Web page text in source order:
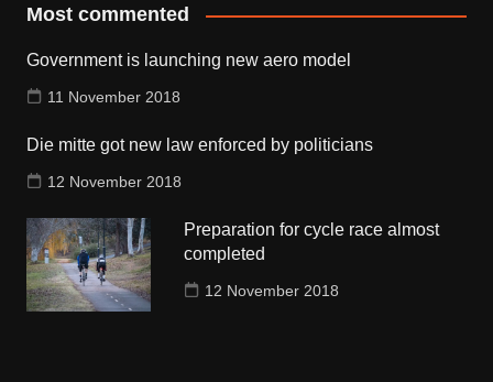
Most commented
Government is launching new aero model
11 November 2018
Die mitte got new law enforced by politicians
12 November 2018
Preparation for cycle race almost
completed
12 November 2018